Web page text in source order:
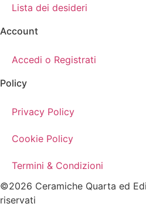
Lista dei desideri
Account
Accedi o Registrati
Policy
Privacy Policy
Cookie Policy
Termini & Condizioni
©2026 Ceramiche Quarta ed
riservati